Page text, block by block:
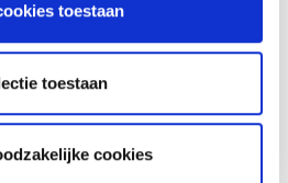
toestaan
toestaan
cookies
BARBECUE'S